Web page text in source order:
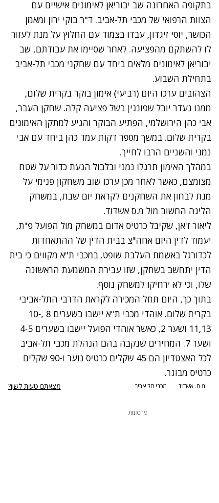
בתקופה האחרונה שב יבוריאן לאימונים אישיים עם
הצוות הרפואי של מכבי תל-אביב. ד"ר בוקי ירון ומאמן
הכושר, יוסי זיגדון, עבדו בצמוד עם החלוץ על מנת לעזור
לו להשתקם מהפציעה. לאחר שסיימו את עבודתם, שב
יבוריאן לאימונים מלאים ביחד עם שחקני מכבי תל-אביב
בתחילת השבוע.
הצהובים ערכו היום (רביעי) אימון בוקר בקרית שלום,
ממנו נעדר יובל שפונגין בשל פציעה קלה. שחקן העבר,
אבי כהן הירושלמי, הפתיע הבוקר והגיע למתקן האימונים
בקרית שלום. במשך מספר דקות עמד כהן ביחד עם אבי
נמני והשניים הרבו לחייך.
במהלך האימון תרגלו נמני ובלבול הנעת כדור על שטח
מצומצם, כאשר לאחר מכן ערכו שוב משחקון פנימי על
מנת לבחון את השחקנים לקראת יום שבת, במשחק
הליגה החשוב מול מ.ס אשדוד.
ליאור ז'אן, שקיבל כרטיס אדום במשחק מול הפועל פ"ת,
יעמוד לדין היום אחה"צ בבית הדין של ההתאחדות
לכדורגל באשמת העלבת שופט. במכבי ת"א מקווים כי בית
הדין יתחשב בשחקן, שזו עבירת המשמעת הראשונה
שלו, וכי לא ירחיקו למשחק נוסף.
בתוך כך, היום תחל המכירה לקראת הדרבי התל-אביבי
בקרית שלום. אוהדי מכבי ת"א יישבו בשערים 8 ,10-
11,13 ושער 2, כאשר אוהדי הפועל יישבו בשערים 4-5
ושער 7. המחירים שנקבה בהם הנהלת מכבי תל-אביב
לכל האצטדיון הם 45 שקלים כרטיס נוער ו-90 שקלים
כרטיס מבוגר.
מ.ס. אשדוד מכבי תל אביב מצאתם טעות לשון?
פרסומת